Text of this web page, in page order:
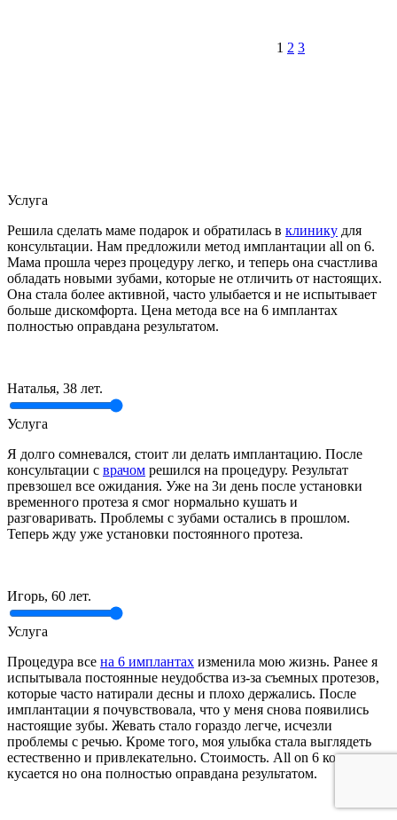
1 2 3
Услуга
Решила сделать маме подарок и обратилась в клинику для
консультации. Нам предложили метод имплантации all on 6.
Мама прошла через процедуру легко, и теперь она счастлива
обладать новыми зубами, которые не отличить от настоящих.
Она стала более активной, часто улыбается и не испытывает
больше дискомфорта. Цена метода все на 6 имплантах
полностью оправдана результатом.
Наталья, 38 лет.
Услуга
Я долго сомневался, стоит ли делать имплантацию. После
консультации с врачом решился на процедуру. Результат
превзошел все ожидания. Уже на 3и день после установки
временного протеза я смог нормально кушать и
разговаривать. Проблемы с зубами остались в прошлом.
Теперь жду уже установки постоянного протеза.
Игорь, 60 лет.
Услуга
Процедура все на 6 имплантах изменила мою жизнь. Ранее я
испытывала постоянные неудобства из-за съемных протезов,
которые часто натирали десны и плохо держались. После
имплантации я почувствовала, что у меня снова появились
настоящие зубы. Жевать стало гораздо легче, исчезли
проблемы с речью. Кроме того, моя улыбка стала выглядеть
естественно и привлекательно. Стоимость. All on 6 конечно
кусается но она полностью оправдана результатом.